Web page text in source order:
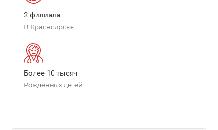
2 филиала
В Красноярске
Более 10 тысяч
Рождённых детей